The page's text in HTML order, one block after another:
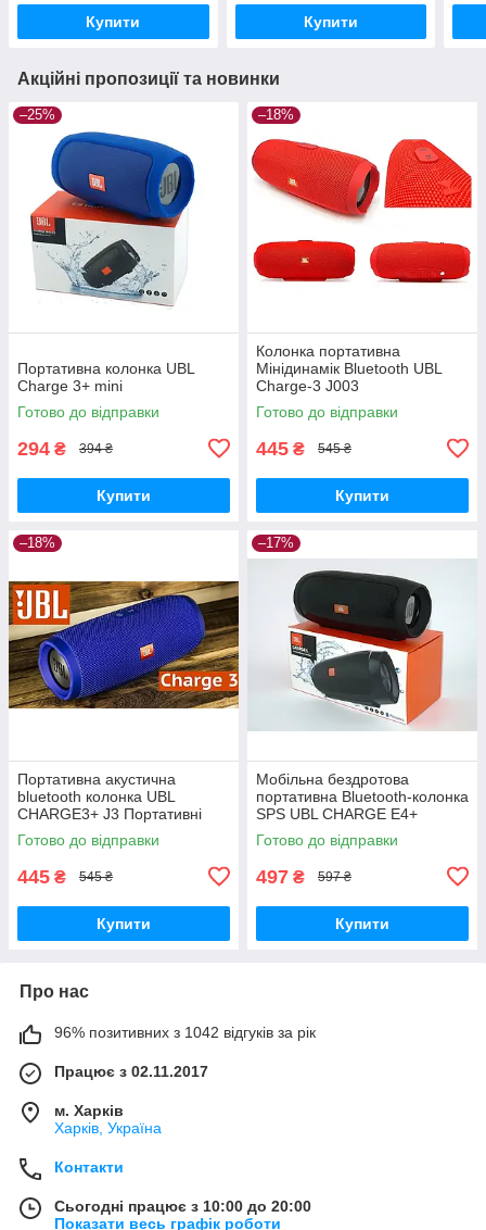
Купити Купити
Акційні пропозиції та новинки
–25%
Портативна колонка UBL
Charge 3+ mini
Готово до відправки
294 ₴ 394 ₴
Купити
–18%
Колонка портативна
Мінідинамік Bluetooth UBL
Charge-3 J003
Готово до відправки
445 ₴ 545 ₴
Купити
–18%
Портативна акустична
bluetooth колонка UBL
CHARGE3+ J3 Портативні
колонки радіо usb
акумуляторі
Готово до відправки
445 ₴ 545 ₴
Купити
–17%
Мобільна бездротова
портативна Bluetooth-колонка
SPS UBL CHARGE E4+
Готово до відправки
497 ₴ 597 ₴
Купити
Про нас
96% позитивних з 1042 відгуків за рік
Працює з 02.11.2017
м. Харків
Харків, Україна
Контакти
Сьогодні працює з 10:00 до 20:00
Показати весь графік роботи